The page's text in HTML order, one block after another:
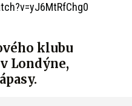
klubu
Londýne,